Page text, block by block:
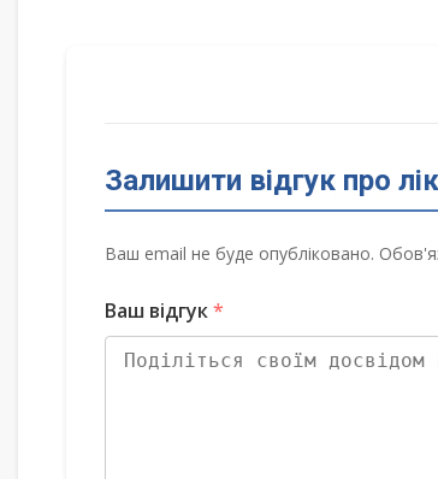
Залишити відгук про
Ваш email не буде опубліковано.
Ваш відгук*